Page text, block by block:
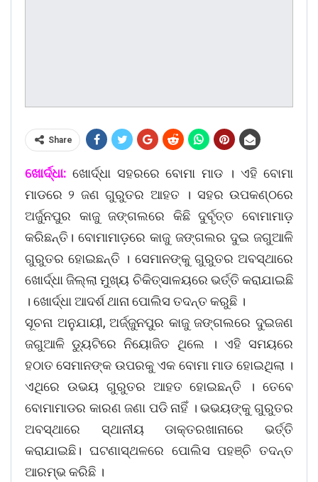
Share
ଖୋର୍ଦ୍ଧା: ଖୋର୍ଦ୍ଧା ସହରରେ ବୋମା ମାଡ । ଏହି ବୋମା
ମାଡରେ ୨ ଜଣ ଗୁରୁତର ଆହତ । ସହର ଉପକଣ୍ଠରେ
ଅର୍ଜୁନପୁର କାଜୁ ଜଙ୍ଗଲରେ କିଛି ଦୁର୍ବୃତ୍ତ ବୋମାମାଡ଼
କରିଛନ୍ତି। ବୋମାମାଡ଼ରେ କାଜୁ ଜଙ୍ଗଲର ଦୁଇ ଜଗୁଆଳି
ଗୁରୁତର ହୋଇଛନ୍ତି । ସେମାନଙ୍କୁ ଗୁରୁତର ଅବସ୍ଥାରେ
ଖୋର୍ଦ୍ଧା ଜିଲ୍ଲା ମୁଖ୍ୟ ଚିକିତ୍ସାଳୟରେ ଭର୍ତ୍ତି କରାଯାଇଛି
। ଖୋର୍ଦ୍ଧା ଆଦର୍ଶ ଥାନା ପୋଲିସ ତଦନ୍ତ କରୁଛି ।
ସୂଚନା ଅନୁଯାୟୀ, ଅର୍ଜ୍ଜୁନପୁର କାଜୁ ଜଙ୍ଗଲରେ ଦୁଇଜଣ
ଜଗୁଆଳି ଡ୍ୟୁଟିରେ ନିୟୋଜିତ ଥିଲେ । ଏହି ସମୟରେ
ହଠାତ ସେମାନଙ୍କ ଉପରକୁ ଏକ ବୋମା ମାଡ ହୋଇଥିଲା ।
ଏଥିରେ ଉଭୟ ଗୁରୁତର ଆହତ ହୋଇଛନ୍ତି । ତେବେ
ବୋମାମାଡର କାରଣ ଜଣା ପଡି ନାହିଁ । ଭଭୟଙ୍କୁ ଗୁରୁତର
ଅବସ୍ଥାରେ ସ୍ଥାନୀୟ ଡାକ୍ତରଖାନାରେ ଭର୍ତ୍ତି
କରାଯାଇଛି। ଘଟଣାସ୍ଥଳରେ ପୋଲିସ ପହଞ୍ଚି ତଦନ୍ତ
ଆରମ୍ଭ କରିଛି ।